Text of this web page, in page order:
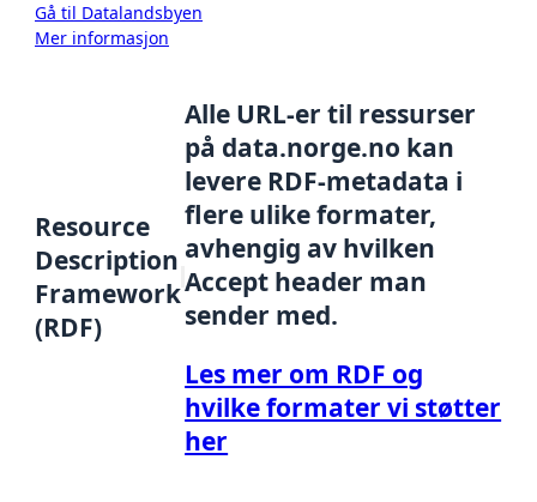
Gå til Datalandsbyen
Mer informasjon
Resource
Description
Framework
(RDF)
Alle URL-er til ressurser
på data.norge.no kan
levere RDF-metadata i
flere ulike formater,
avhengig av hvilken
Accept header man
sender med.
Les mer om RDF og
hvilke formater vi støtter
her